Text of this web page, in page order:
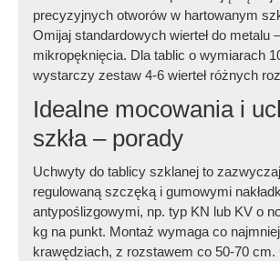
precyzyjnych otworów w hartowanym
Omijaj standardowych wierteł do metalu
mikropęknięcia. Dla tablic o wymiarach
wystarczy zestaw 4-6 wierteł różnych
Idealne mocowania i
szkła – porady
Uchwyty do tablicy szklanej to
regulowaną szczęką i gumowymi
antypoślizgowymi, np. typ KN lub KV o
kg na punkt. Montaż wymaga co
krawędziach, z rozstawem co 50-70 cm.